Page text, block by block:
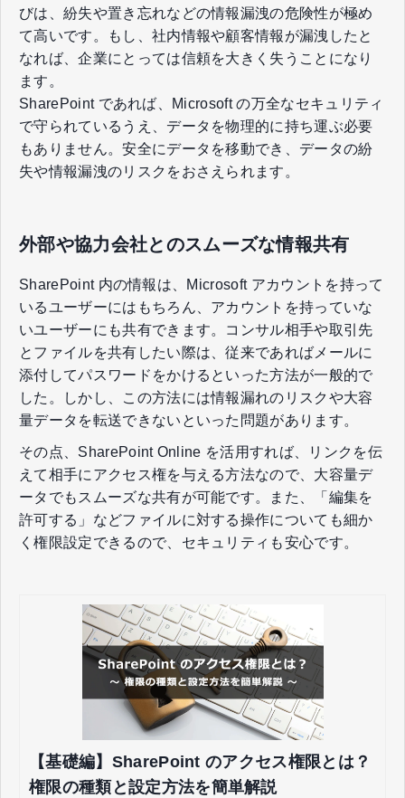
びは、紛失や置き忘れなどの情報漏洩の危険性が極め
て高いです。もし、社内情報や顧客情報が漏洩したと
なれば、企業にとっては信頼を大きく失うことになり
ます。
SharePoint であれば、Microsoft の万全なセキュリティ
で守られているうえ、データを物理的に持ち運ぶ必要
もありません。安全にデータを移動でき、データの紛
失や情報漏洩のリスクをおさえられます。
外部や協力会社とのスムーズな情報共有
SharePoint 内の情報は、Microsoft アカウントを持って
いるユーザーにはもちろん、アカウントを持っていな
いユーザーにも共有できます。コンサル相手や取引先
とファイルを共有したい際は、従来であればメールに
添付してパスワードをかけるといった方法が一般的で
した。しかし、この方法には情報漏れのリスクや大容
量データを転送できないといった問題があります。
その点、SharePoint Online を活用すれば、リンクを伝
えて相手にアクセス権を与える方法なので、大容量デ
ータでもスムーズな共有が可能です。また、「編集を
許可する」などファイルに対する操作についても細か
く権限設定できるので、セキュリティも安心です。
【基礎編】SharePoint のアクセス権限とは？
権限の種類と設定方法を簡単解説